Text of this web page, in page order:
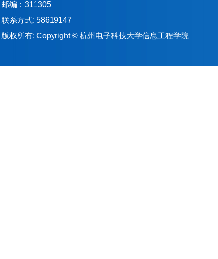
邮编：311305
联系方式: 58619147
版权所有: Copyright © 杭州电子科技大学信息工程学院